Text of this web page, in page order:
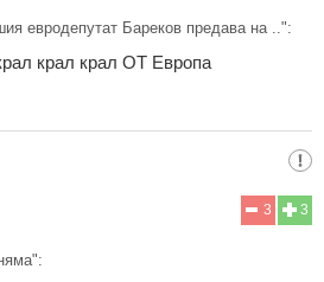
евродепутат Бареков предава на ..":
крал крал ОТ Европа
3
3